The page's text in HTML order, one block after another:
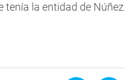
tenía la entidad de Núñez.